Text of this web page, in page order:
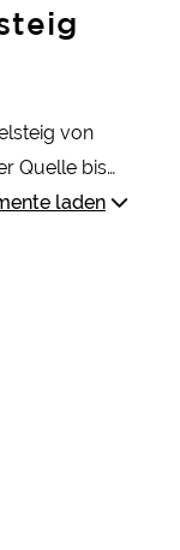
von
Quelle bis
laden